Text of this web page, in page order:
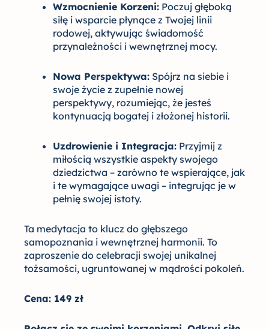
Wzmocnienie Korzeni: Poczuj głęboką
siłę i wsparcie płynące z Twojej linii
rodowej, aktywując świadomość
przynależności i wewnętrznej mocy.
Nowa Perspektywa: Spójrz na siebie i
swoje życie z zupełnie nowej
perspektywy, rozumiejąc, że jesteś
kontynuacją bogatej i złożonej historii.
Uzdrowienie i Integracja: Przyjmij z
miłością wszystkie aspekty swojego
dziedzictwa – zarówno te wspierające, jak
i te wymagające uwagi – integrując je w
pełnię swojej istoty.
Ta medytacja to klucz do głębszego
samopoznania i wewnętrznej harmonii. To
zaproszenie do celebracji swojej unikalnej
tożsamości, ugruntowanej w mądrości pokoleń.
Cena: 149 zł